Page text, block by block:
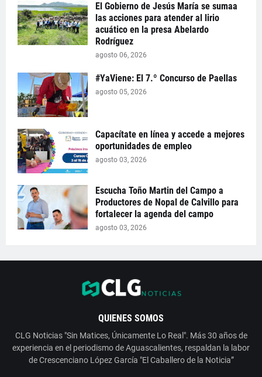
El Gobierno de Jesús María se sumaa
las acciones para atender al lirio
acuático en la presa Abelardo
Rodríguez
agosto 06, 2026
#YaViene: El 7.º Concurso de Paellas
agosto 05, 2026
Capacítate en línea y accede a mejores
oportunidades de empleo
agosto 03, 2026
Escucha Toño Martin del Campo a
Productores de Nopal de Calvillo para
fortalecer la agenda del campo
agosto 03, 2026
QUIENES SOMOS
CLG Noticias "Sin Matices, Únicamente Lo Real". Más 30 años de
experiencia en el periodismo de Aguascalientes, respaldan la labor
de Crescenciano López García "El Caballero de la Noticia”